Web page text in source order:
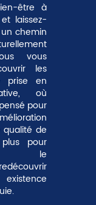
être à
laissez-
chemin
vous
les
prise en
où
pour
de
pour
le